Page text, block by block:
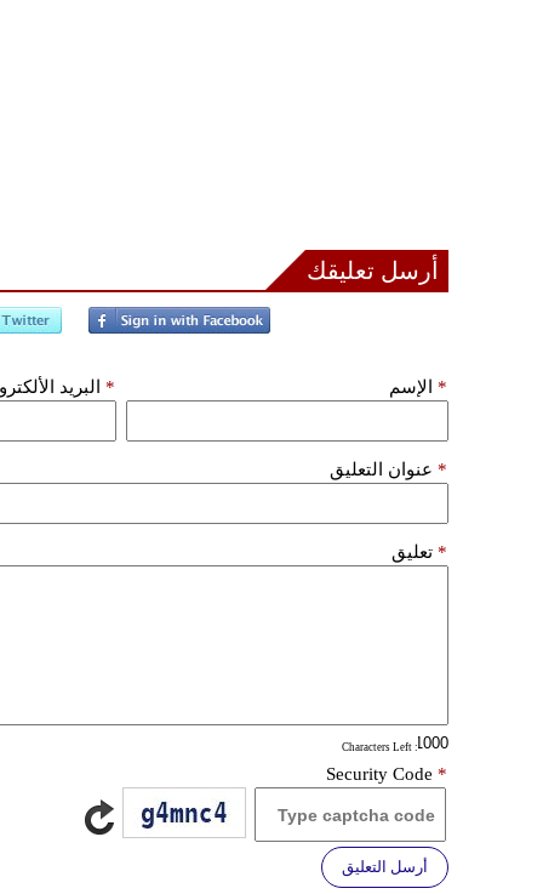
أرسل تعليقك
الإسم * البريد *
عنوان التعليق *
تعليق *
: Characters Left
Security Code *
أرسل التعليق